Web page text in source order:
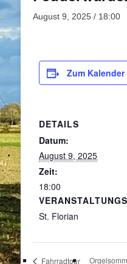
August 9, 2025 / 18:00
Zum
DETAILS
Datum:
August 9, 2025
Zeit:
18:00
St. Florian
Fahrradtour